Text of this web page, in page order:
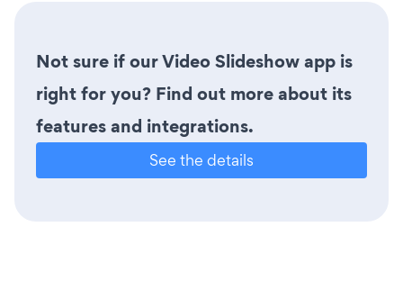
Not sure if our Video Slideshow app is
right for you? Find out more about its
features and integrations.
See the details